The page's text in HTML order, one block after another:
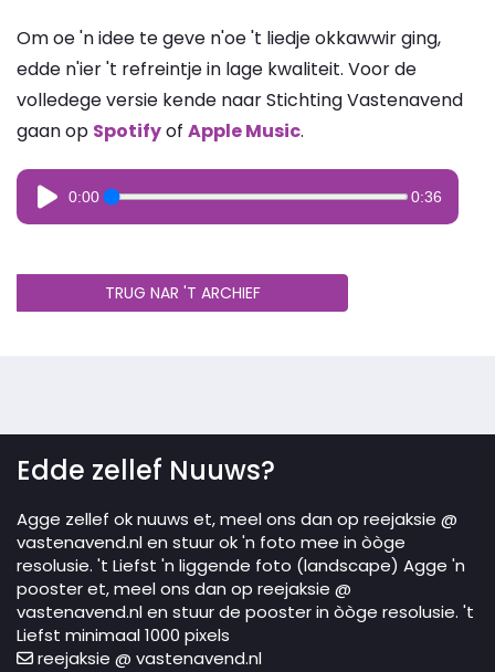
Om oe 'n idee te geve n'oe 't liedje okkawwir ging,
edde n'ier 't refreintje in lage kwaliteit. Voor de
volledege versie kende naar Stichting Vastenavend
gaan op Spotifyof Apple Music.
0:00 0:36
TRUG NAR 'T ARCHIEF
Edde zellef Nuuws?
Agge zellef ok nuuws et, meel ons dan op reejaksie @
vastenavend.nl en stuur ok 'n foto mee in òòge
resolusie. 't Liefst 'n liggende foto (landscape) Agge 'n
pooster et, meel ons dan op reejaksie @
vastenavend.nl en stuur de pooster in òòge resolusie. 't
Liefst minimaal 1000 pixels
reejaksie @ vastenavend.nl